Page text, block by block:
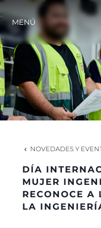
EL
MENÚ
NOVEDADES Y
DÍA
MUJER
RECONOCE A
LA